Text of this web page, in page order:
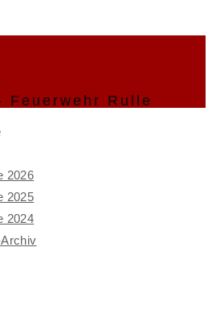
Feuerwehr Rulle
2026
2025
2024